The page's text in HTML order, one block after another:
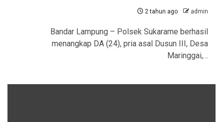
2 tahun ago admin
Bandar Lampung – Polsek Sukarame berhasil
menangkap DA (24), pria asal Dusun III, Desa
Maringgai,…